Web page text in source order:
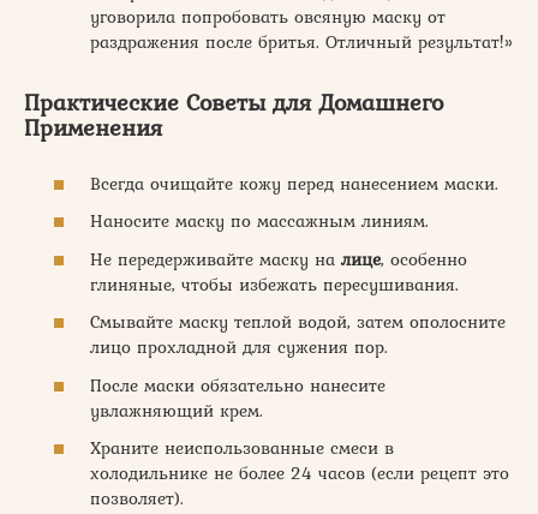
уговорила попробовать овсяную маску от
раздражения после бритья. Отличный результат!»
Практические Советы для Домашнего
Применения
Всегда очищайте кожу перед нанесением маски.
Наносите маску по массажным линиям.
Не передерживайте маску на лице, особенно
глиняные, чтобы избежать пересушивания.
Смывайте маску теплой водой, затем ополосните
лицо прохладной для сужения пор.
После маски обязательно нанесите
увлажняющий крем.
Храните неиспользованные смеси в
холодильнике не более 24 часов (если рецепт это
позволяет).